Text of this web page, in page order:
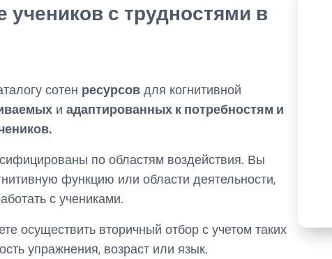
учеников с трудностями в
сотен ресурсов для когнитивной
и адаптированных к потребностям и
по областям воздействия. Вы
функцию или области деятельности,
с учениками.
осуществить вторичный отбор с учетом таких
упражнения, возраст или язык.